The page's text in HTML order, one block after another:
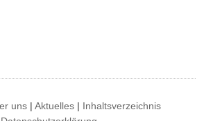
uns |Aktuelles | Inhaltsverzeichnis